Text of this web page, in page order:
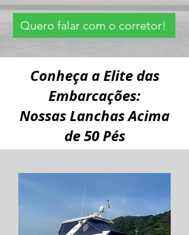
Quero falar com o corretor!
Conheça a Elite das
Embarcações:
Nossas Lanchas Acima
de 50 Pés